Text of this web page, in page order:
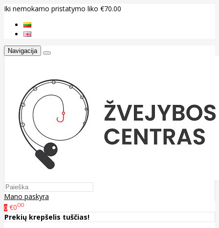
Iki nemokamo pristatymo liko €70.00
Navigacija
Mano paskyra
0 €000
Prekių krepšelis tuščias!